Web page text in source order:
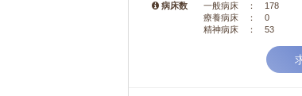
病床数
一般病床 ： 178
療養病床 ： 0
精神病床 ： 53